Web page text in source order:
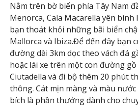
Nằm trên bờ biển phía Tây Nam
Menorca, Cala Macarella yên
bạn thoát khỏi những bãi biển
Mallorca và Ibiza.Để đến đây bạn
đường dài 3km dọc theo vách đá
hoặc lái xe trên một con đường
Ciutadella và đi bộ thêm 20 phút
thông. Cát mịn màng và màu
bích là phần thưởng dành cho